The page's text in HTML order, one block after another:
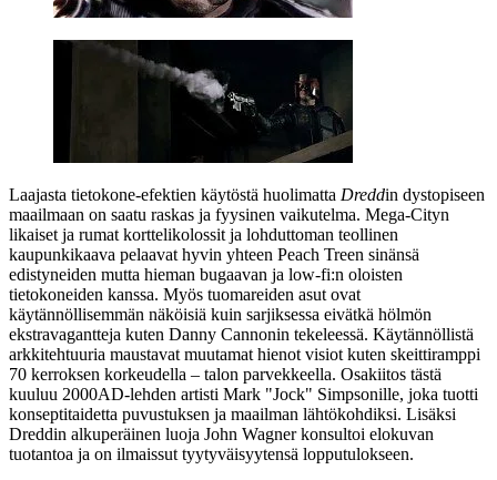
Laajasta tietokone-efektien käytöstä huolimatta Dreddin dystopiseen
maailmaan on saatu raskas ja fyysinen vaikutelma. Mega‑Cityn
likaiset ja rumat korttelikolossit ja lohduttoman teollinen
kaupunkikaava pelaavat hyvin yhteen Peach Treen sinänsä
edistyneiden mutta hieman bugaavan ja low‑fi:n oloisten
tietokoneiden kanssa. Myös tuomareiden asut ovat
käytännöllisemmän näköisiä kuin sarjiksessa eivätkä hölmön
ekstravagantteja kuten Danny Cannonin tekeleessä. Käytännöllistä
arkkitehtuuria maustavat muutamat hienot visiot kuten skeittiramppi
70 kerroksen korkeudella – talon parvekkeella. Osakiitos tästä
kuuluu 2000AD-lehden artisti Mark "Jock" Simpsonille, joka tuotti
konseptitaidetta puvustuksen ja maailman lähtökohdiksi. Lisäksi
Dreddin alkuperäinen luoja John Wagnerkonsultoi elokuvan
tuotantoa ja on ilmaissut tyytyväisyytensä lopputulokseen.